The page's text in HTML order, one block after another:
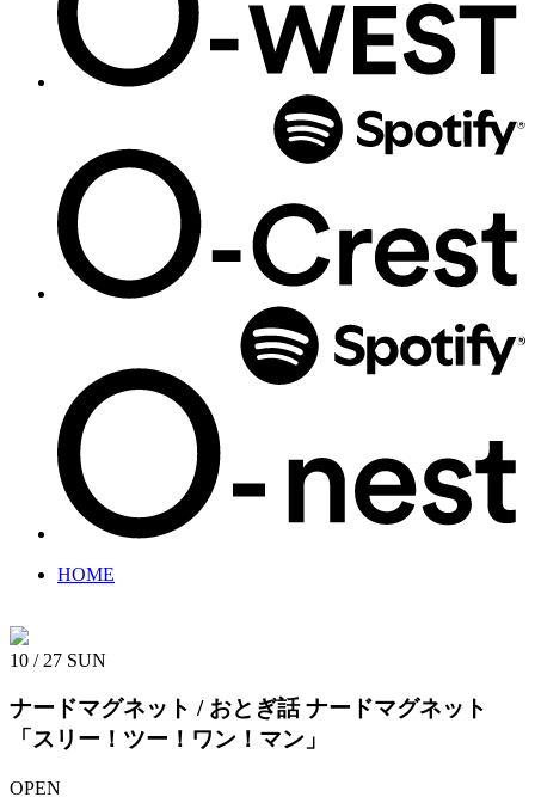
HOME
10 / 27 SUN
ナードマグネット / おとぎ話 ナードマグネット
「スリー！ツー！ワン！マン」
OPEN